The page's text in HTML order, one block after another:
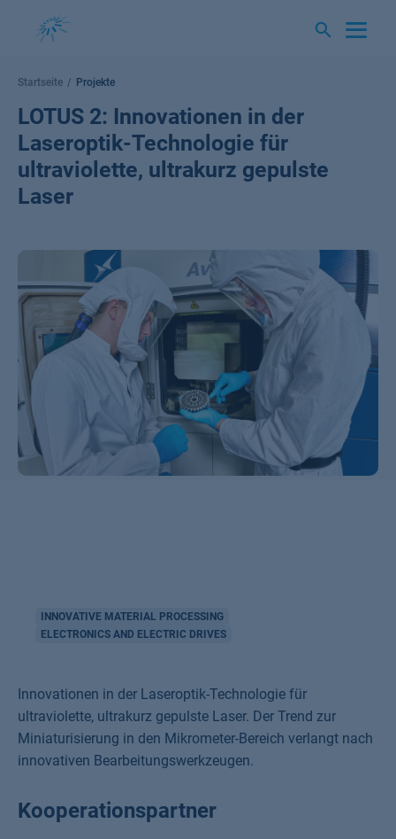
Startseite Projekte
LOTUS 2: Innovationen in der
Laseroptik-Technologie für
ultraviolette, ultrakurz gepulste
Laser
INNOVATIVE MATERIAL PROCESSING
ELECTRONICS AND ELECTRIC DRIVES
Innovationen in der Laseroptik-Technologie für
ultraviolette, ultrakurz gepulste Laser. Der Trend zur
Miniaturisierung in den Mikrometer-Bereich verlangt nach
innovativen Bearbeitungswerkzeugen.
Kooperationspartner